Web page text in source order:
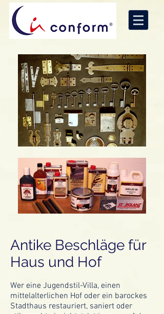
Antike Beschläge für
Haus und Hof
Wer eine Jugendstil-Villa, einen
mittelalterlichen Hof oder ein barockes
Stadthaus restauriert, saniert oder